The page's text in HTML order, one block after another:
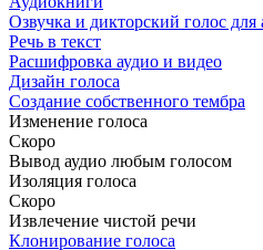
Озвучка и дикторский голос для
Речь в текст
Расшифровка аудио и видео
Дизайн голоса
Создание собственного тембра
Изменение голоса
Скоро
Вывод аудио любым голосом
Изоляция голоса
Скоро
Извлечение чистой речи
Клонирование голоса